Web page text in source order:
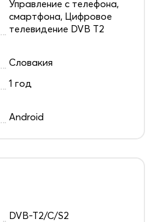
Управление с телефона,
смартфона, Цифровое
телевидение DVB T2
Словакия
1 год
Android
DVB-T2/C/S2